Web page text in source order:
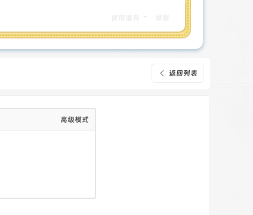
返回列表
高级模式